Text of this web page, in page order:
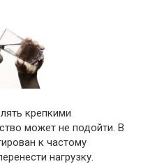
крепкими
может не подойти. В
к частому
нагрузку.